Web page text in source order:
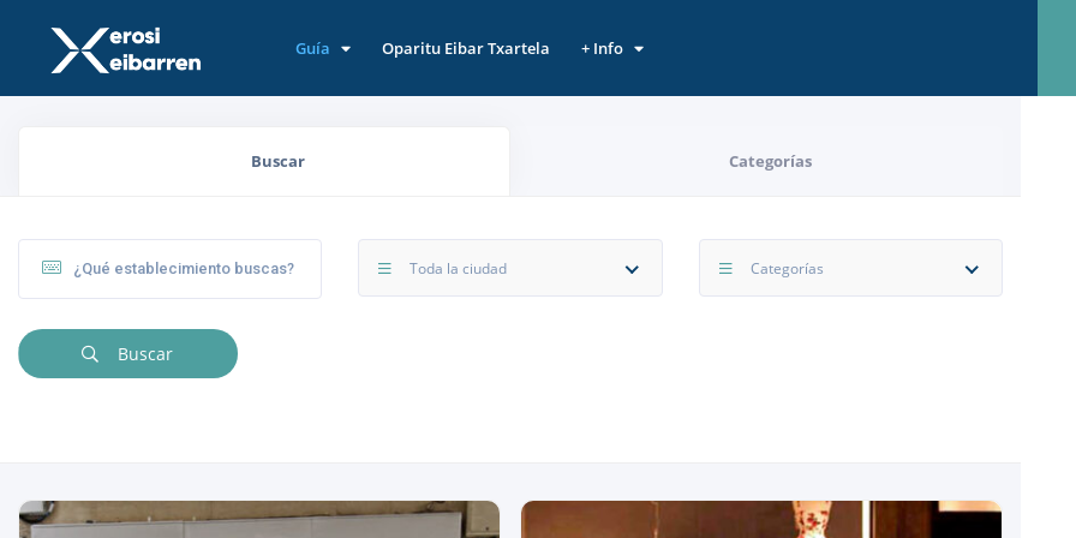
Guía Oparitu Eibar Txartela + Info
Buscar Categorías
Toda la ciudad Categorías
Buscar